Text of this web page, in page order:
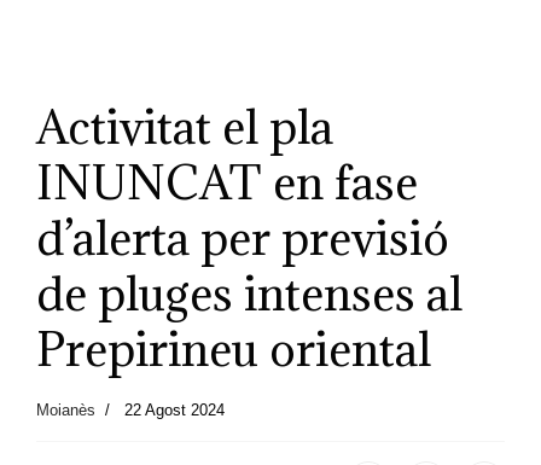
Activitat el pla
INUNCAT en fase
d’alerta per previsió
de pluges intenses al
Prepirineu oriental
Moianès 22 Agost 2024